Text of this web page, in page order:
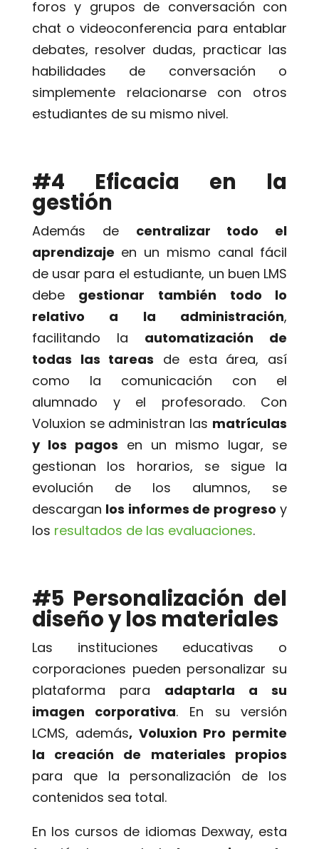
foros y grupos de conversación con
chat o videoconferencia para entablar
debates, resolver dudas, practicar las
habilidades de conversación o
simplemente relacionarse con otros
estudiantes de su mismo nivel.
#4 Eficacia en la
gestión
Además de centralizar todo el
aprendizaje en un mismo canal fácil
de usar para el estudiante, un buen LMS
debe gestionar también todo lo
relativo a la administración,
facilitando la automatización de
todas las tareas de esta área, así
como la comunicación con el
alumnado y el profesorado. Con
Voluxion se administran las matrículas
y los pagos en un mismo lugar, se
gestionan los horarios, se sigue la
evolución de los alumnos, se
descargan los informes de progreso y
los resultados de las evaluaciones.
#5 Personalización del
diseño y los materiales
Las instituciones educativas o
corporaciones pueden personalizar su
plataforma para adaptarla a su
imagen corporativa. En su versión
LCMS, además, Voluxion Pro permite
la creación de materiales propios
para que la personalización de los
contenidos sea total.
En los cursos de idiomas Dexway, esta